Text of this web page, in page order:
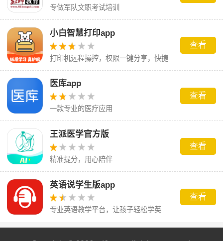
专做军队文职考试培训
小白智慧打印app
打印机远程操控，权限一键分享，快捷
方便免费使用
查看
医库app
一款专业的医疗应用
查看
王派医学官方版
精准提分，用心陪伴
查看
英语说学生版app
专业英语教学平台，让孩子轻松学英
查看